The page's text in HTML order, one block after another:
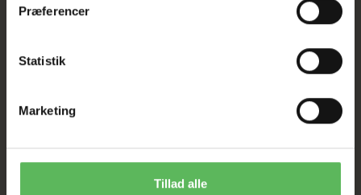
Præferencer
Statistik
Marketing
Tillad alle
BESKRIVELSE
Ingredienser
Tørret ananas
Rosin
Analytiske bestanddele